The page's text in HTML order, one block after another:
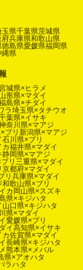
玉県千葉県茨城県
府兵庫県和歌山県
徳島県愛媛県福岡県
縄県
城県×ヒラメ
山形県×マダイ
島県×チダイ
ラ埼玉県×タチウオ
葉県×イサキ
奈川県×マアジ
ブリ 新潟県×マアジ
石川県×ブリ
カ福井県×マダイ
静岡県×マアジ
リ 三重県×マダイ
京都府×マダイ
リ 兵庫県×マダイ
和歌山県×ブリ
カ 岡山県×スズキ
県×キジハタ
山口県×キジハタ
県×マダイ
愛媛県×ブリ
イ高知県×イサキ
カ佐賀県×マダイ
長崎県×キジハタ
熊本県×メバル
県×アオハタ
ラハタ